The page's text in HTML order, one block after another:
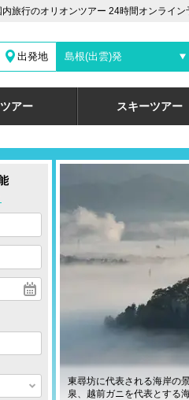
旅行のオリオンツアー 24時間オンライン
出発地 島根(出雲)発
アー スキーツアー
東尋坊に代表される海岸の
泉、越前ガニを代表とする